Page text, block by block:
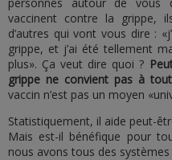
vaccinent contre la grippe,
d’autres qui vont vous dire :
grippe, et j’ai été tellement
plus». Ça veut dire quoi ?
grippe ne convient pas à
vaccin n’est pas un moyen
Statistiquement, il aide peut-
Mais est-il bénéfique pour
nous avons tous des